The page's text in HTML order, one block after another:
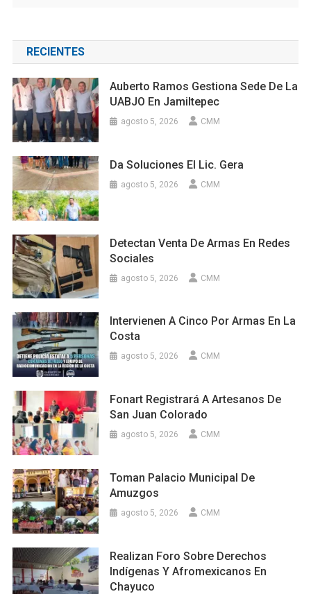
RECIENTES
Auberto Ramos Gestiona Sede De La
UABJO En Jamiltepec
agosto 5, 2026 CMM
Da Soluciones El Lic. Gera
agosto 5, 2026 CMM
Detectan Venta De Armas En Redes
Sociales
agosto 5, 2026 CMM
Intervienen A Cinco Por Armas En La
Costa
agosto 5, 2026 CMM
Fonart Registrará A Artesanos De
San Juan Colorado
agosto 5, 2026 CMM
Toman Palacio Municipal De
Amuzgos
agosto 5, 2026 CMM
Realizan Foro Sobre Derechos
Indígenas Y Afromexicanos En
Chayuco